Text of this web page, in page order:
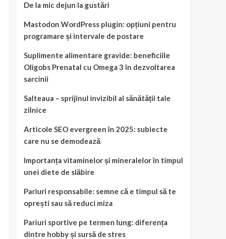
De la mic dejun la gustări
Mastodon WordPress plugin: opțiuni pentru
programare și intervale de postare
Suplimente alimentare gravide: beneficiile
Oligobs Prenatal cu Omega 3 în dezvoltarea
sarcinii
Salteaua – sprijinul invizibil al sănătății tale
zilnice
Articole SEO evergreen în 2025: subiecte
care nu se demodează
Importanța vitaminelor și mineralelor în timpul
unei diete de slăbire
Pariuri responsabile: semne că e timpul să te
oprești sau să reduci miza
Pariuri sportive pe termen lung: diferența
dintre hobby și sursă de stres